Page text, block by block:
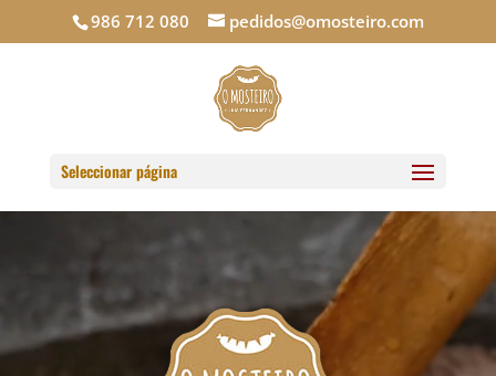
986 712 080 pedidos@omosteiro.com
Seleccionar página